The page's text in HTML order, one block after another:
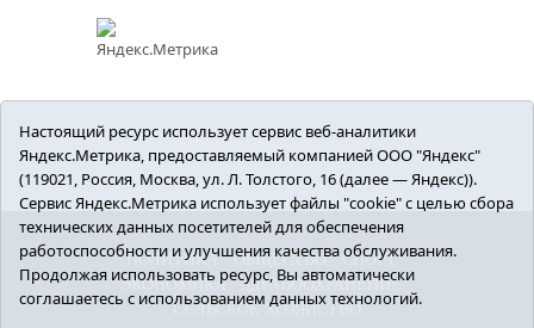
ПОЛИТИКА ОБЩЕСТВО
СПОРТ
ЭКОНОМИКА
ЗДРАВООХРАНЕНИЕ
СЕЛЬСКОЕ ХОЗЯЙСТВО
Настоящий ресурс использует сервис веб-аналитики
Яндекс.Метрика, предоставляемый компанией ООО "Яндекс"
(119021, Россия, Москва, ул. Л. Толстого, 16 (далее — Яндекс)).
Сервис Яндекс.Метрика использует файлы "cookie" с целью сбора
технических данных посетителей для обеспечения
работоспособности и улучшения качества обслуживания.
Продолжая использовать ресурс, Вы автоматически
соглашаетесь с использованием данных технологий.